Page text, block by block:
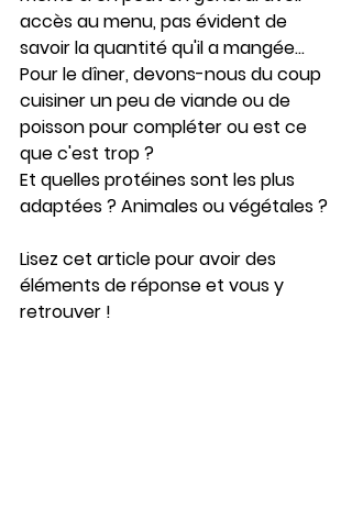
accès au menu, pas évident de
savoir la quantité qu'il a mangée...
Pour le dîner, devons-nous du coup
cuisiner un peu de viande ou de
poisson pour compléter ou est ce
que c'est trop ?
Et quelles protéines sont les plus
adaptées ? Animales ou végétales ?
Lisez cet article pour avoir des
éléments de réponse et vous y
retrouver !